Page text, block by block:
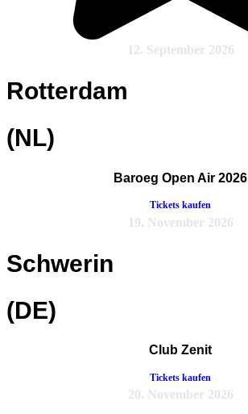
12. September 2026
Rotterdam
(NL)
Baroeg Open Air 2026
Tickets kaufen
19. November 2026
Schwerin
(DE)
Club Zenit
Tickets kaufen
20. November 2026